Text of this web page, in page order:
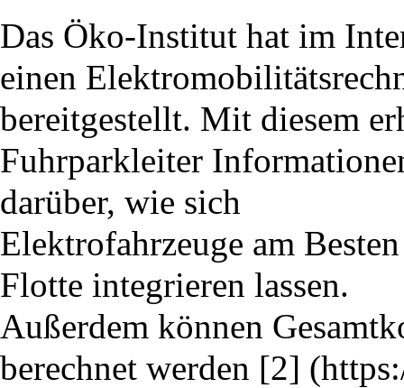
Das Öko-Institut hat im
einen
bereitgestellt. Mit diesem
Fuhrparkleiter
darüber, wie sich
Elektrofahrzeuge am
Flotte integrieren lassen.
Außerdem können
berechnet werden [2]